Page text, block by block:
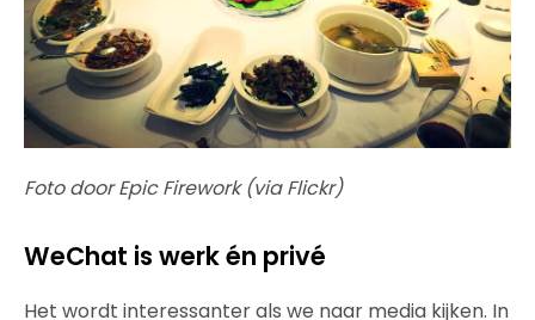
Foto door Epic Firework (via Flickr)
WeChat is werk én privé
Het wordt interessanter als we naar media kijken. In